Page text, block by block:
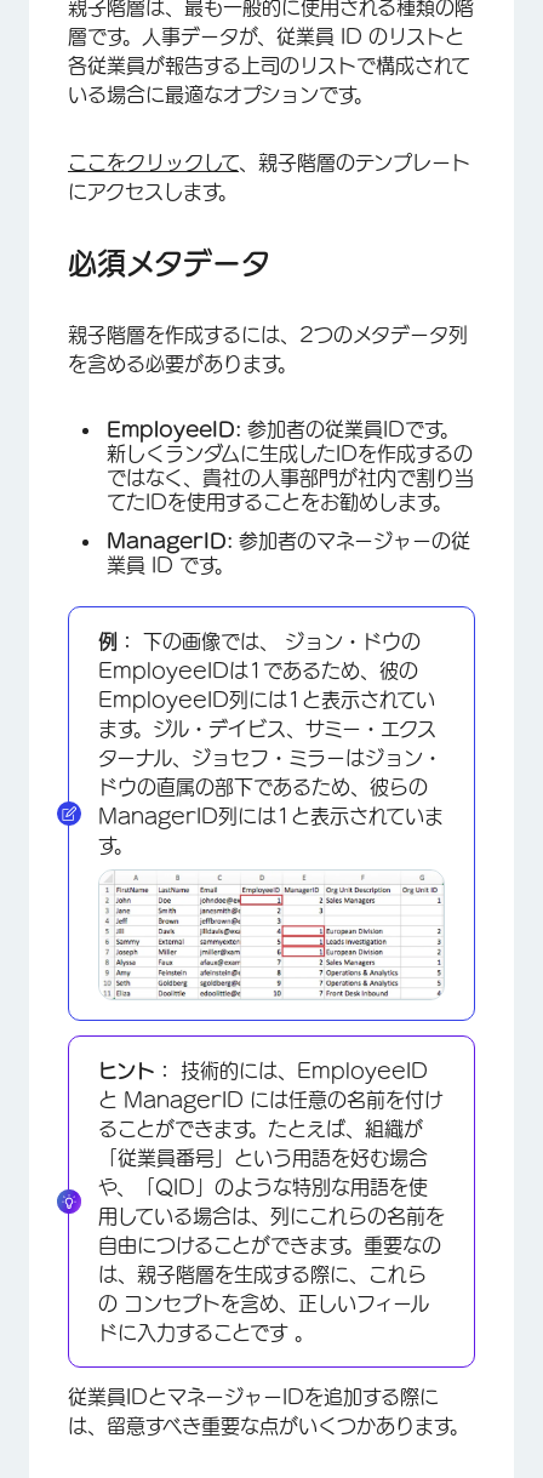
親子階層は、最も一般的に使用される種類の階
層です。人事データが、従業員 ID のリストと
各従業員が報告する上司のリストで構成されて
いる場合に最適なオプションです。
ここをクリックして 、親子階層のテンプレート
にアクセスします。
必須メタデータ
親子階層を作成するには、2つのメタデータ列
を含める必要があります。
EmployeeID: 参加者の従業員IDです。
新しくランダムに生成したIDを作成するの
ではなく、貴社の人事部門が社内で割り当
てたIDを使用することをお勧めします。
ManagerID: 参加者のマネージャーの従
業員 ID です。
例： 下の画像では、 ジョン・ドウの
EmployeeIDは1であるため、彼の
EmployeeID列には1と表示されてい
ます。ジル・デイビス、サミー・エクス
ターナル、ジョセフ・ミラーはジョン・
ドウの直属の部下であるため、彼らの
ManagerID列には1と表示されていま
す。
ヒント： 技術的には、EmployeeID
と ManagerID には任意の名前を付け
ることができます。たとえば、組織が
「従業員番号」という用語を好む場合
や、「QID」のような特別な用語を使
用している場合は、列にこれらの名前を
自由につけることができます。重要なの
は、親子階層を生成する際に、これら
の コンセプトを含め、正しいフィール
ドに入力することです 。
従業員IDとマネージャーIDを追加する際に
は、留意すべき重要な点がいくつかあります。